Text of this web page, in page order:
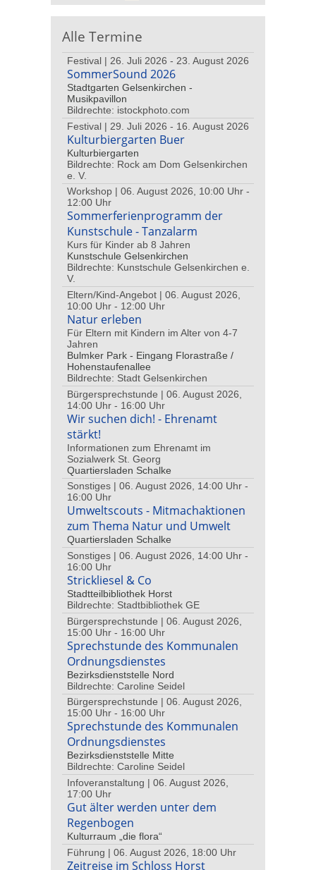
Alle Termine
Festival | 26. Juli 2026 - 23. August 2026
SommerSound 2026
Stadtgarten Gelsenkirchen -
Musikpavillon
Bildrechte: istockphoto.com
Festival | 29. Juli 2026 - 16. August 2026
Kulturbiergarten Buer
Kulturbiergarten
Bildrechte: Rock am Dom Gelsenkirchen
e. V.
Workshop | 06. August 2026, 10:00 Uhr -
12:00 Uhr
Sommerferienprogramm der
Kunstschule - Tanzalarm
Kurs für Kinder ab 8 Jahren
Kunstschule Gelsenkirchen
Bildrechte: Kunstschule Gelsenkirchen e.
V.
Eltern/Kind-Angebot | 06. August 2026,
10:00 Uhr - 12:00 Uhr
Natur erleben
Für Eltern mit Kindern im Alter von 4-7
Jahren
Bulmker Park - Eingang Florastraße /
Hohenstaufenallee
Bildrechte: Stadt Gelsenkirchen
Bürgersprechstunde | 06. August 2026,
14:00 Uhr - 16:00 Uhr
Wir suchen dich! - Ehrenamt
stärkt!
Informationen zum Ehrenamt im
Sozialwerk St. Georg
Quartiersladen Schalke
Sonstiges | 06. August 2026, 14:00 Uhr -
16:00 Uhr
Umweltscouts - Mitmachaktionen
zum Thema Natur und Umwelt
Quartiersladen Schalke
Sonstiges | 06. August 2026, 14:00 Uhr -
16:00 Uhr
Strickliesel & Co
Stadtteilbibliothek Horst
Bildrechte: Stadtbibliothek GE
Bürgersprechstunde | 06. August 2026,
15:00 Uhr - 16:00 Uhr
Sprechstunde des Kommunalen
Ordnungsdienstes
Bezirksdienststelle Nord
Bildrechte: Caroline Seidel
Bürgersprechstunde | 06. August 2026,
15:00 Uhr - 16:00 Uhr
Sprechstunde des Kommunalen
Ordnungsdienstes
Bezirksdienststelle Mitte
Bildrechte: Caroline Seidel
Infoveranstaltung | 06. August 2026,
17:00 Uhr
Gut älter werden unter dem
Regenbogen
Kulturraum „die flora“
Führung | 06. August 2026, 18:00 Uhr
Zeitreise im Schloss Horst